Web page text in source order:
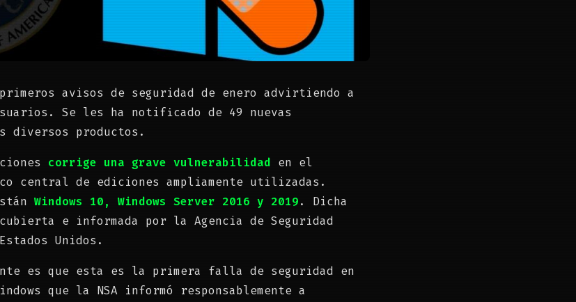
avisos de seguridad de enero advirtiendo a
Se les ha notificado de 49 nuevas
diversos productos.
corrige una grave vulnerabilidad en el
central de ediciones ampliamente utilizadas.
Windows 10, Windows Server 2016 y 2019. Dicha
e informada por la Agencia de Seguridad
Unidos.
es que esta es la primera falla de seguridad en
que la NSA informó responsablemente a